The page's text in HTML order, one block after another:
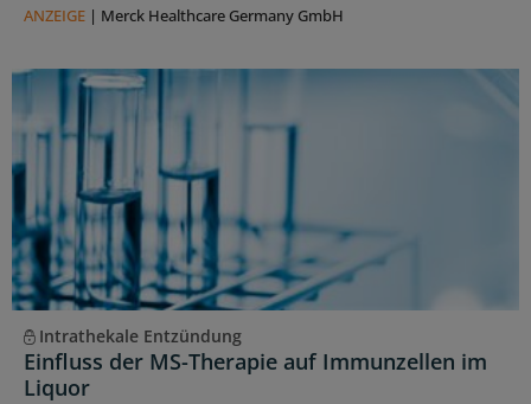
ANZEIGE | Merck Healthcare Germany GmbH
Intrathekale Entzündung
Einfluss der MS-Therapie auf Immunzellen im
Liquor